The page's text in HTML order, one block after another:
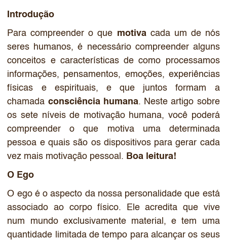
Introdução
Para compreender o que motivacada um de nós
seres humanos, é necessário compreender alguns
conceitos e características de como processamos
informações, pensamentos, emoções, experiências
físicas e espirituais, e que juntos formam a
chamada consciência humana. Neste artigo sobre
os sete níveis de motivação humana, você poderá
compreender o que motiva uma determinada
pessoa e quais são os dispositivos para gerar cada
vez mais motivação pessoal. Boa leitura!
O Ego
O ego é o aspecto da nossa personalidade que está
associado ao corpo físico. Ele acredita que vive
num mundo exclusivamente material, e tem uma
quantidade limitada de tempo para alcançar os seus